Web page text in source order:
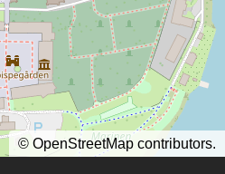
© OpenStreetMap contributors.